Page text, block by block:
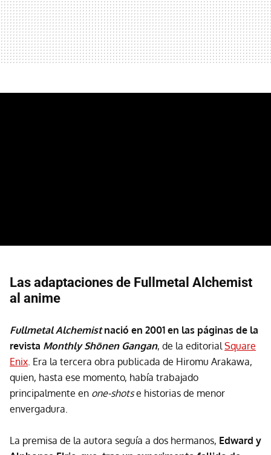
Las adaptaciones de Fullmetal Alchemist
al anime
Fullmetal Alchemistnació en 2001 en las páginas de la
revista Monthly Shōnen Gangan, de la editorialSquare
Enix. Era la tercera obra publicada de Hiromu Arakawa,
quien, hasta ese momento, había trabajado
principalmente en one-shotse historias de menor
envergadura.
La premisa de la autora seguía a dos hermanos, Edward y